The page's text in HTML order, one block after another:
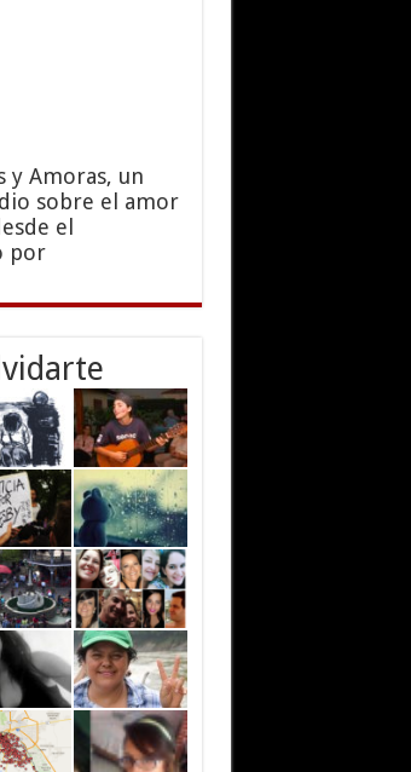
y Amoras, un
sobre el amor
el
por